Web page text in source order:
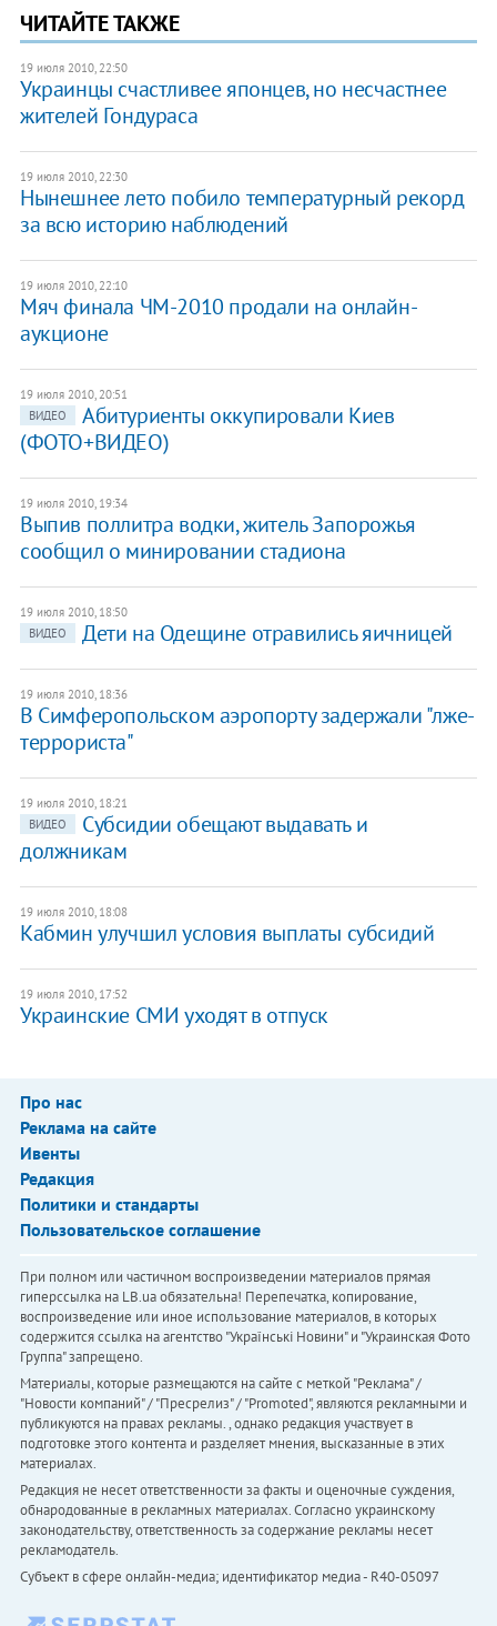
ЧИТАЙТЕ ТАКЖЕ
19 июля 2010, 22:50
Украинцы счастливее японцев, но несчастнее
жителей Гондураса
19 июля 2010, 22:30
Нынешнее лето побило температурный рекорд
за всю историю наблюдений
19 июля 2010, 22:10
Мяч финала ЧМ-2010 продали на онлайн-
аукционе
19 июля 2010, 20:51
ВИДЕО
Абитуриенты оккупировали Киев
(ФОТО+ВИДЕО)
19 июля 2010, 19:34
Выпив поллитра водки, житель Запорожья
сообщил о минировании стадиона
19 июля 2010, 18:50
ВИДЕО
Дети на Одещине отравились яичницей
19 июля 2010, 18:36
В Симферопольском аэропорту задержали "лже-
террориста"
19 июля 2010, 18:21
ВИДЕО
Субсидии обещают выдавать и
должникам
19 июля 2010, 18:08
Кабмин улучшил условия выплаты субсидий
19 июля 2010, 17:52
Украинские СМИ уходят в отпуск
Про нас
Реклама на сайте
Ивенты
Редакция
Политики и стандарты
Пользовательское соглашение
При полном или частичном воспроизведении материалов прямая
гиперссылка на LB.ua обязательна! Перепечатка, копирование,
воспроизведение или иное использование материалов, в которых
содержится ссылка на агентство "Українськi Новини" и "Украинская Фото
Группа" запрещено.
Материалы, которые размещаются на сайте с меткой "Реклама" /
"Новости компаний" / "Пресрелиз" / "Promoted", являются рекламными и
публикуются на правах рекламы. , однако редакция участвует в
подготовке этого контента и разделяет мнения, высказанные в этих
материалах.
Редакция не несет ответственности за факты и оценочные суждения,
обнародованные в рекламных материалах. Согласно украинскому
законодательству, ответственность за содержание рекламы несет
рекламодатель.
Субъект в сфере онлайн-медиа; идентификатор медиа - R40-05097